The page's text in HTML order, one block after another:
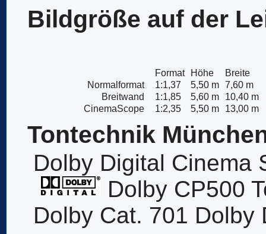
Bildgröße auf der
Format Höhe
Breite
Normalformat
1:1,37 5,50 m
7,60 m
Breitwand
1:1,85 5,60 m
10,40 m
CinemaScope
1:2,35 5,50 m 13,00 m
Tontechnik
Dolby Digital Cinema
Dolby CP500
Dolby Cat. 701 Dolby